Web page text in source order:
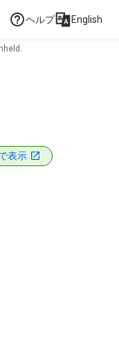
ヘルプ English
表示